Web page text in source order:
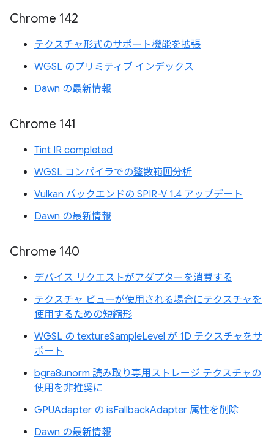
Chrome 142
テクスチャ形式のサポート機能を拡張
WGSL のプリミティブ インデックス
Dawn の最新情報
Chrome 141
Tint IR completed
WGSL コンパイラでの整数範囲分析
Vulkan バックエンドの SPIR-V 1.4 アップデート
Dawn の最新情報
Chrome 140
デバイス リクエストがアダプターを消費する
テクスチャ ビューが使用される場合にテクスチャを
使用するための短縮形
WGSL の textureSampleLevel が 1D テクスチャをサ
ポート
bgra8unorm 読み取り専用ストレージ テクスチャの
使用を非推奨に
GPUAdapter の isFallbackAdapter 属性を削除
Dawn の最新情報